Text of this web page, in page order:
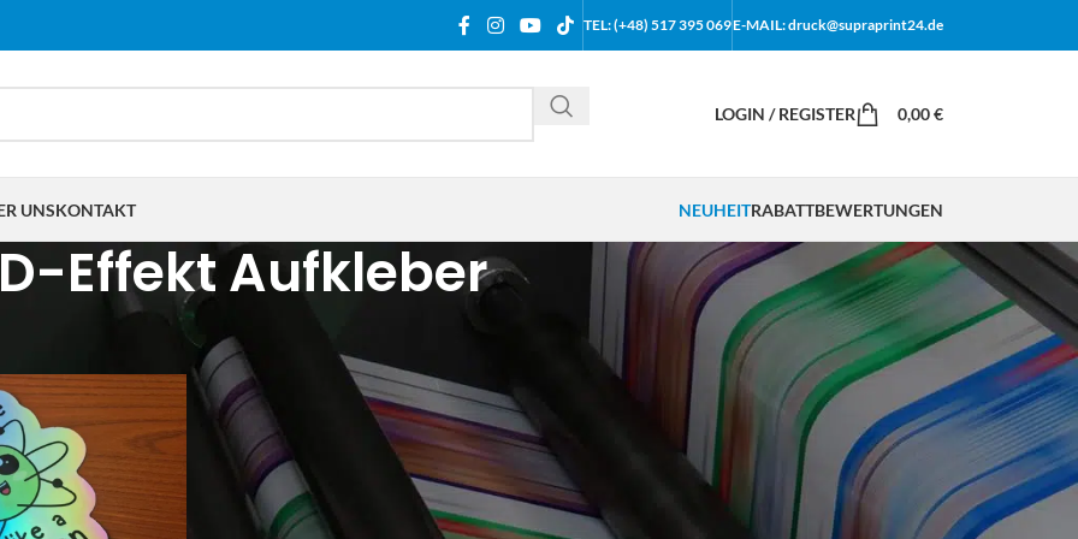
TEL: (+48) 517 395 069E-MAIL: druck@supraprint24.de
LOGIN / REGISTER 0,00€
UNSKONTAKT NEUHEITRABATTBEWERTUNGEN
Effekt Aufkleber
mit „3D-Effekt Aufkleber“